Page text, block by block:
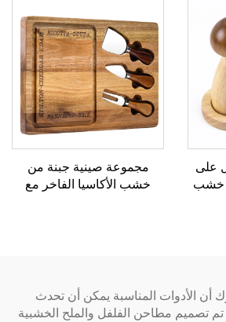
على
خشب
مجموعة صينية جبنة من
خشب الأكاسيا الفاخر مع
أن الأدوات المناسبة يمكن أن تحدث
تصميم مطاحن الفلفل والملح الخشبية